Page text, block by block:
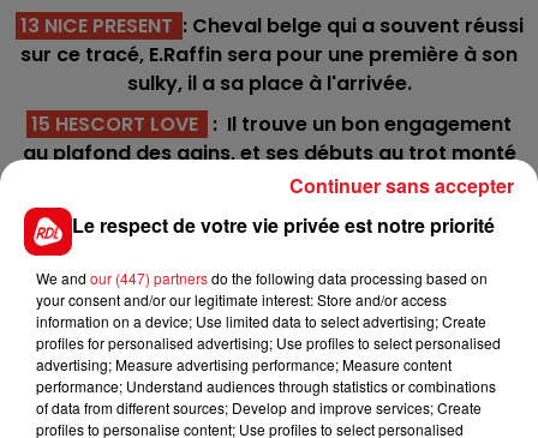
13 NICE PRESENT : Cheval belge qui a souvent réussi
sur ce tracé, E.Raffin sera pour une première à son
sulky, il a sa place à l'arrivée.
15 HESCORT LOVE : Il trouve un bon engagement
au plafond des gains, et ses débuts au trot monté
l'ont mis en condition pour réaliser un bon
classement dans ce quinté.
16 HECTOR DE BASSIERE
Vincennes mais a souvent performé en étant déf
des 4. C'est une course visée par son entourage.
*********
En direct des pistes :
Le respect de votre vie privée est notre priorité
We and our (447) partnersdo the following data processing based on
your consent and/or our legitimate interest: Store and/or access
information on a device; Use limited data to select advertising; Create
profiles for personalised advertising; Use profiles to select personalised
advertising; Measure advertising performance; Measure content
performance; Understand audiences through statistics or combinations
of data from different sources; Develop and improve services; Create
profiles to personalise content; Use profiles to select personalised
Continuer sans accepter